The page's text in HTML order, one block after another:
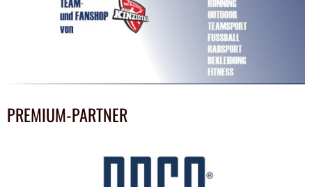
PREMIUM-PARTNER